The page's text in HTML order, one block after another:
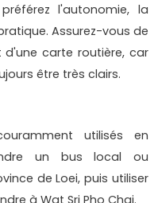
l'autonomie, la
Assurez-vous de
d'une carte routière, car
être très clairs.
utilisés en
un bus local ou
de Loei, puis utiliser
à Wat Sri Pho Chai.